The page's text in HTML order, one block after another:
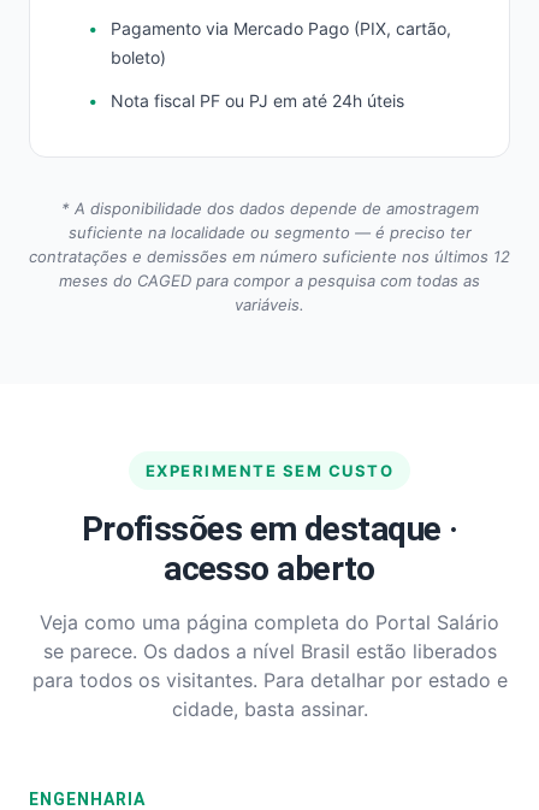
Pagamento via Mercado Pago (PIX, cartão,
boleto)
Nota fiscal PF ou PJ em até 24h úteis
* A disponibilidade dos dados depende de amostragem
suficiente na localidade ou segmento — é preciso ter
contratações e demissões em número suficiente nos últimos 12
meses do CAGED para compor a pesquisa com todas as
variáveis.
EXPERIMENTE SEM CUSTO
Profissões em destaque ·
acesso aberto
Veja como uma página completa do Portal Salário
se parece. Os dados a nível Brasil estão liberados
para todos os visitantes. Para detalhar por estado e
cidade, basta assinar.
ENGENHARIA